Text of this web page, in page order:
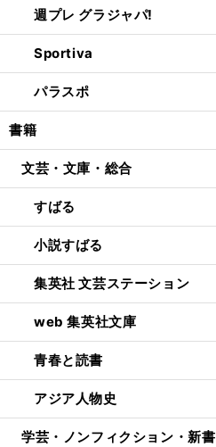
週プレ グラジャパ!
Sportiva
パラスポ
書籍
文芸・文庫・総合
すばる
小説すばる
集英社 文芸ステーション
web 集英社文庫
青春と読書
アジア人物史
学芸・ノンフィクション・新書